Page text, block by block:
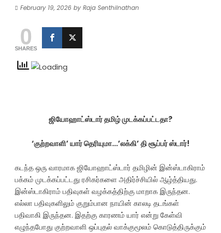
February 19, 2026 by Raja Senthilnathan
0
SHARES
ஜியோஹாட்ஸ்டார் தமிழ் முடக்கப்பட்டதா?
‘குற்றவாளி’ யார் தெரியுமா…’லக்கி’ தி சூப்பர் ஸ்டார்!
கடந்த ஒரு வாரமாக ஜியோஹாட்ஸ்டார் தமிழின் இன்ஸ்டாகிராம்
பக்கம் முடக்கப்பட்டது ரசிகர்களை அதிர்ச்சியில் ஆழ்த்தியது.
இன்ஸ்டாகிராம் பதிவுகள் வழக்கத்திற்கு மாறாக இருந்தன.
எல்லா பதிவுகளிலும் குறும்பான நாயின் காலடி தடங்கள்
பதிவாகி இருந்தன. இதற்கு காரணம் யார் என்று கேள்வி
எழுந்தபோது குற்றவாளி ஒப்புதல் வாக்குமூலம் கொடுத்திருக்கும்